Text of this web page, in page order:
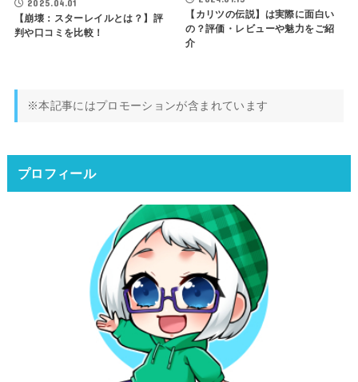
2025.04.01
【崩壊：スターレイルとは？】評
判や口コミを比較！
【カリツの伝説】は実際に面白い
の？評価・レビューや魅力をご紹
介
※本記事にはプロモーションが含まれています
プロフィール